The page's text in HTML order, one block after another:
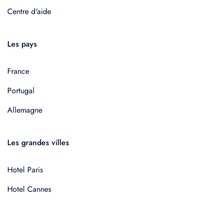
Centre d'aide
Les pays
France
Portugal
Allemagne
Les grandes villes
Hotel Paris
Hotel Cannes